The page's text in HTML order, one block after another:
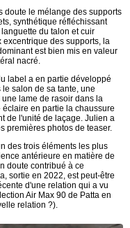
doute le mélange des supports
synthétique réfléchissant
du talon et cuir
des supports, la
est bien mis en valeur
nacré.
label a en partie développé
salon de sa tante, une
lame de rasoir dans la
en partie la chaussure
de l'unité de laçage. Julien a
premières photos de teaser.
des trois éléments les plus
antérieure en matière de
doute contribué à ce
sortie en 2022, est peut-être
d'une relation qui a vu
Air Max 90 de Patta en
relation ?).